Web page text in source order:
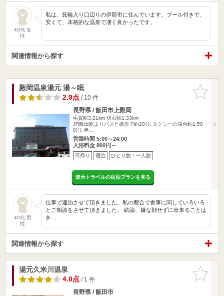
40代 女
性
私は、箕輪入り口辺りの伊那市に住んでいます。プール付きで、
安くて、本格的な温泉で凄く良かったです。
関連情報から探す
お気に入
りに追加
殿岡温泉湯元 湯～眠
2.9点/ 10 件
長野県 / 飯田市上殿岡
毛賀駅3.21km 切石駅1.33km
JR飯田駅よりバスと徒歩で約20分､タクシーの場合約1,50
0円､伊…
営業時間 5:00～24:00
入浴料金 900円～
日帰り 宿泊 ひとり旅・一人旅
楽天トラベルの宿泊プランを見る
40代 男
性
仕事で連泊させて頂きました。私の都合で食事に関していろいろ
とご相談をさせて頂きました。 結論、嫌な顔せずに出来ることは
き…
関連情報から探す
お気に入
りに追加
湯元久米川温泉
4.0点/ 1 件
長野県 / 飯田市